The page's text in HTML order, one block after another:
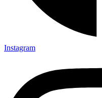
Instagram